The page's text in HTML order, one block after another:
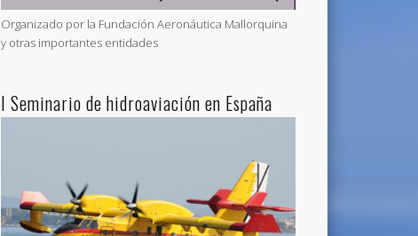
Organizado por la Fundación Aeronáutica Mallorquina
y otras importantes entidades
I Seminario de hidroaviación en España